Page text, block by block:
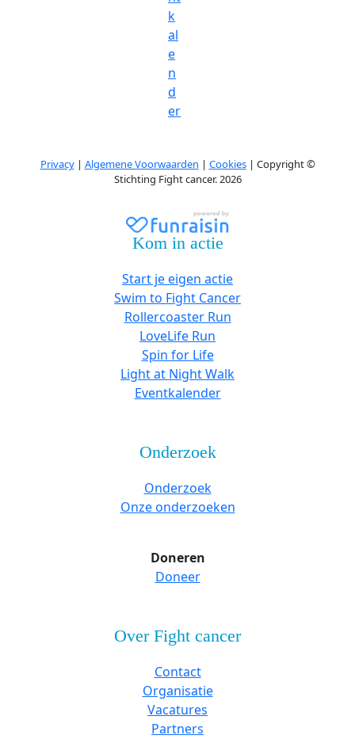
k
al
e
n
d
er
Privacy| Algemene Voorwaarden | Cookies| Copyright ©
Stichting Fight cancer. 2026
Kom in actie
Start je eigen actie
Swim to Fight Cancer
Rollercoaster Run
LoveLife Run
Spin for Life
Light at Night Walk
Eventkalender
Onderzoek
Onderzoek
Onze onderzoeken
Doneren
Doneer
Over Fight cancer
Contact
Organisatie
Vacatures
Partners